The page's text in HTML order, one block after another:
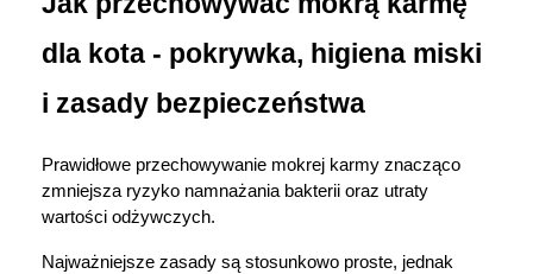
dla kota - pokrywka, higiena miski
i zasady bezpieczeństwa
Prawidłowe przechowywanie mokrej karmy znacząco
zmniejsza ryzyko namnażania bakterii oraz utraty
wartości odżywczych.
Najważniejsze zasady są stosunkowo proste, jednak